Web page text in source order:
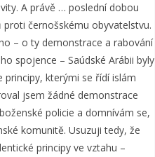
A právě … poslední dobou
černošskému obyvatelstvu.
– o ty demonstrace a rabování
spojence – Saúdské Arábii byly
kterými se řídí islám
jsem žádné demonstrace
policie a domnívám se,
komunitě. Usuzuji tedy, že
principy ve vztahu –